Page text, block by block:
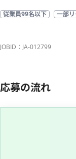
従業員99名以下 一部
JOBID：JA-012799
応募の流れ